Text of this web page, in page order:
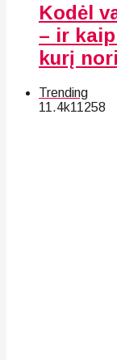
Kodėl
– ir
kurį
Trending
11.4k11258